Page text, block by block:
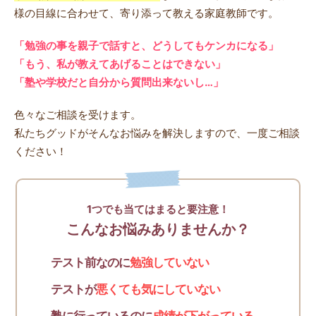
様の目線に合わせて、寄り添って教える家庭教師です。
「勉強の事を親子で話すと、どうしてもケンカになる」
「もう、私が教えてあげることはできない」
「塾や学校だと自分から質問出来ないし…」
色々なご相談を受けます。
私たちグッドがそんなお悩みを解決しますので、一度ご相談
ください！
1つでも当てはまると要注意！
こんなお悩みありませんか？
テスト前なのに勉強していない
テストが悪くても気にしていない